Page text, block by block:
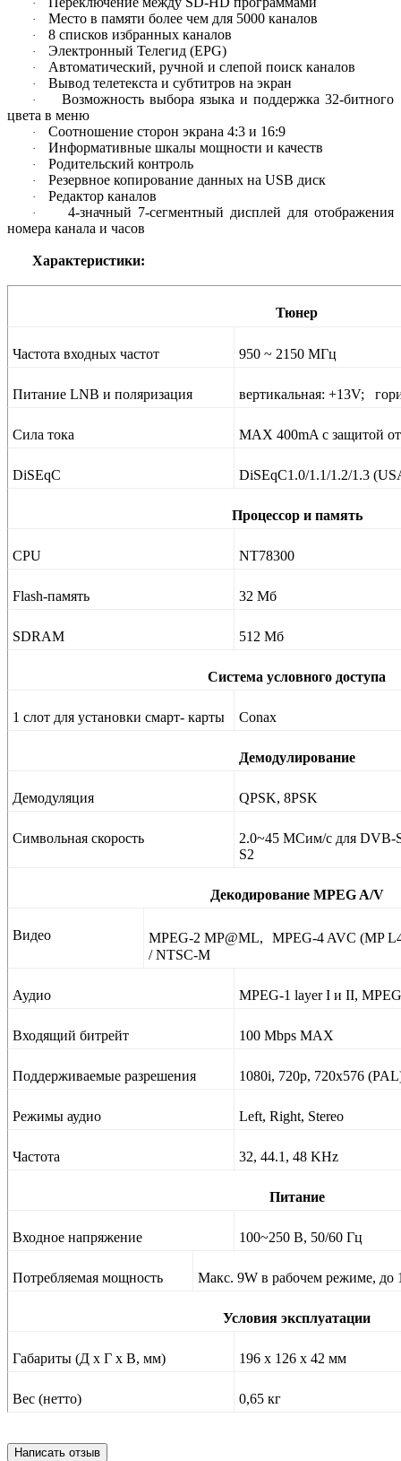
·
· Место в памяти более чем для 5000 каналов
· 8 списков избранных каналов
· Электронный Телегид (EPG)
· Автоматический, ручной и слепой поиск каналов
· Вывод телетекста и субтитров на экран
·
Возможность выбора языка и поддержка 32-битного
цвета в меню
· Соотношение сторон экрана 4:3 и 16:9
· Информативные шкалы мощности и качеств
· Родительский контроль
· Резервное копирование данных на USB диск
· Редактор каналов
· 4-значный 7-сегментный дисплей для отображения
номера канала и часов
Характеристики:
Тюнер
Частота входных частот 950 ~ 2150 МГц
Питание LNB и поляризация вертикальная: +13V;
Сила тока MAX 400mA с защитой от
DiSEqC DiSEqC1.0/1.1/1.2/1.3
Процессор и память
CPU NT78300
Flash-память 32 Мб
SDRAM 512 Мб
Система условного доступа
1 слот для установки смарт- карты Conax
Демодулирование
Демодуляция QPSK, 8PSK
Символьная скорость
2.0~45 MСим/с для
S2
Декодирование MPEG A/V
Видео MPEG-2 MP@ML,
MPEG-4 AVC (MP
/ NTSC-M
Аудио MPEG-1 layer I и II,
Входящий битрейт 100 Mbps MAX
Поддерживаемые разрешения 1080i, 720p, 720x576
Режимы аудио Left, Right, Stereo
Частота 32, 44.1, 48 KHz
Питание
Входное напряжение 100~250 В, 50/60 Гц
Потребляемая мощность Макс. 9W в рабочем режиме, до
Условия эксплуатации
Габариты (Д х Г х В, мм) 196 х 126 х 42 мм
Вес (нетто) 0,65 кг
Написать отзыв